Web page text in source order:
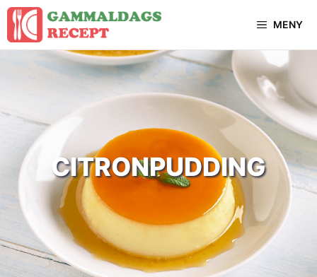
Hoppa
innehåll
MENY
CITRONPUDDING